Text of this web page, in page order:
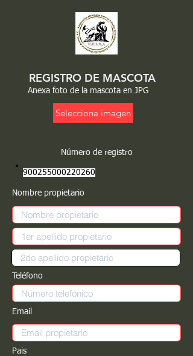
REGISTRO DE MASCOTA
Anexa foto de la mascota en JPG
Selecciona imagen
Número de registro
900255000220260
Nombre propietario
Teléfono
Email
Pais